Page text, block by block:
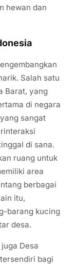
hewan dan
Salah satu
Barat, yang
di negara
sangat
di sana.
ruang untuk
area
berbagai
itu,
barang kucing
desa.
Desa
bagi